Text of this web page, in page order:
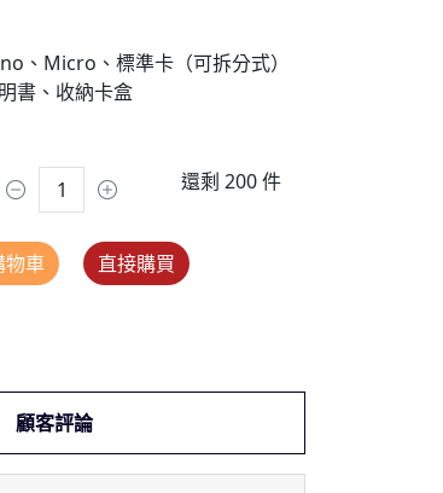
、Micro、標準卡（可拆分式）
書、收納卡盒
還剩 200 件
物車 直接購買
顧客評論